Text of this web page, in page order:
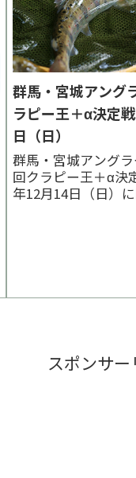
群馬・宮城アング
ラピー王＋α決定
日（日）
群馬・宮城アング
回クラピー王＋α決
年12月14日（日）
ー」、「エアビー
ーペレット」も使
スポンサー